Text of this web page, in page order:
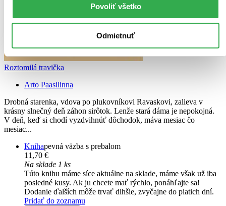
Povoliť všetko
Odmietnuť
Roztomilá travička
Arto Paasilinna
Drobná starenka, vdova po plukovníkovi Ravaskovi, zalieva v
krásny slnečný deň záhon sirôtok. Lenže stará dáma je nepokojná.
V deň, keď si chodí vyzdvihnúť dôchodok, máva mesiac čo
mesiac...
Knihapevná väzba s prebalom
11,70 €
Na sklade 1 ks
Túto knihu máme síce aktuálne na sklade, máme však už iba
posledné kusy. Ak ju chcete mať rýchlo, ponáhľajte sa!
Dodanie ďalších môže trvať dlhšie, zvyčajne do piatich dní.
Pridať do zoznamu